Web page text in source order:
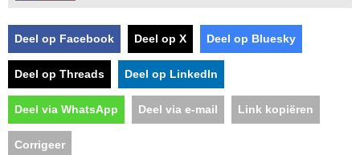
Deel op Facebook Deel op X Deel op Bluesky
Deel op Threads Deel op LinkedIn
Deel via WhatsApp Deel via e-mail Link kopiëren
Corrigeer